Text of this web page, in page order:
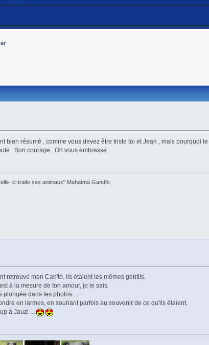
bien résumé , comme vous devez être triste toi et Jean , mais pourquoi
. Bon courage . On vous embrasse .
ci traite ses animaux" Mahatma Gandhi.
retrouvé mon Can'to. Ils étaient les mêmes gentils.
à la mesure de ton amour, je le sais.
plongée dans les photos....
en larmes, en souriant parfois au souvenir de ce qu'ils étaient.
à Jauzi ...